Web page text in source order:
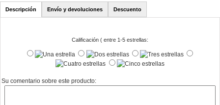
Descripción Envío y devoluciones Descuento
Calificación ( entre 1-5 estrellas:
Su comentario sobre este producto: